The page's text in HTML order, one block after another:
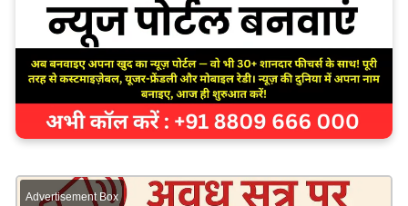
Advertisement Box